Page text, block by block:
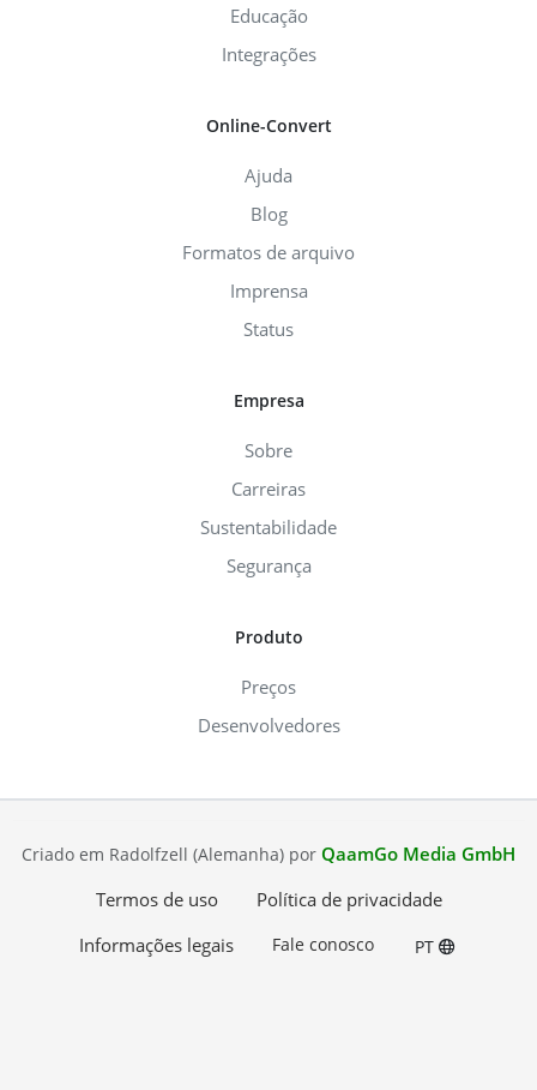
Educação
Integrações
Online-Convert
Ajuda
Blog
Formatos de arquivo
Imprensa
Status
Empresa
Sobre
Carreiras
Sustentabilidade
Segurança
Produto
Preços
Desenvolvedores
Criado em Radolfzell (Alemanha) por QaamGo Media GmbH
Termos de uso
Política de privacidade
Informações legais
Fale conosco PT